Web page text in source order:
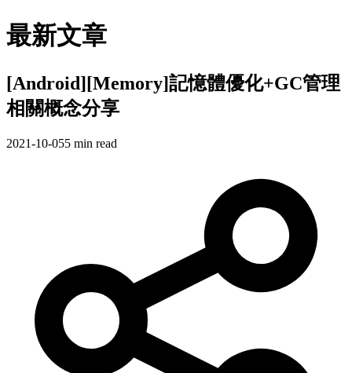
最新文章
[Android][Memory]記憶體優化+GC管理
相關概念分享
2021-10-055 min read